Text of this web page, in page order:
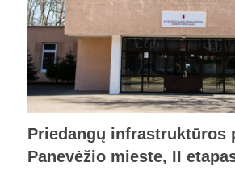
Priedangų infrastruktūros
Panevėžio mieste, II